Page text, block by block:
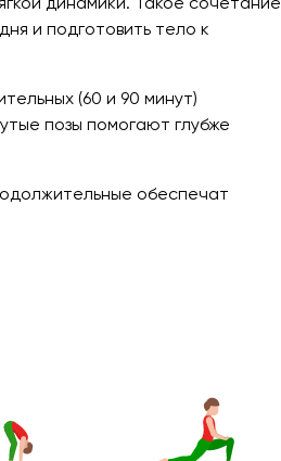
и подготовить тело к
(60 и 90 минут)
позы помогают глубже
обеспечат